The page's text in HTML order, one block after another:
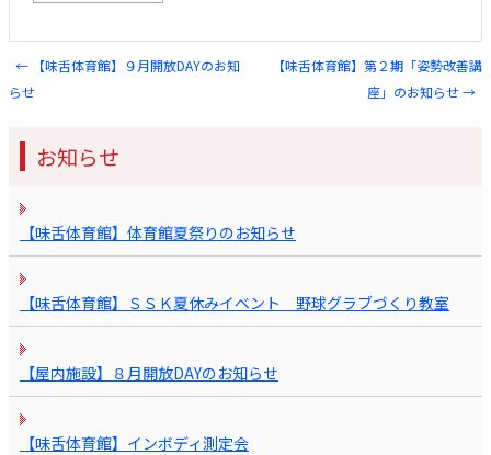
Post navigation
← 【味舌体育館】９月開放DAYのお知
らせ
【味舌体育館】第２期「姿勢改善講
座」のお知らせ→
お知らせ
【味舌体育館】体育館夏祭りのお知らせ
【味舌体育館】ＳＳＫ夏休みイベント 野球グラブづくり教室
【屋内施設】８月開放DAYのお知らせ
【味舌体育館】インボディ測定会